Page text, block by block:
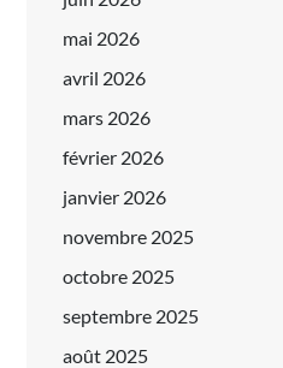
mai 2026
avril 2026
mars 2026
février 2026
janvier 2026
novembre 2025
octobre 2025
septembre 2025
août 2025